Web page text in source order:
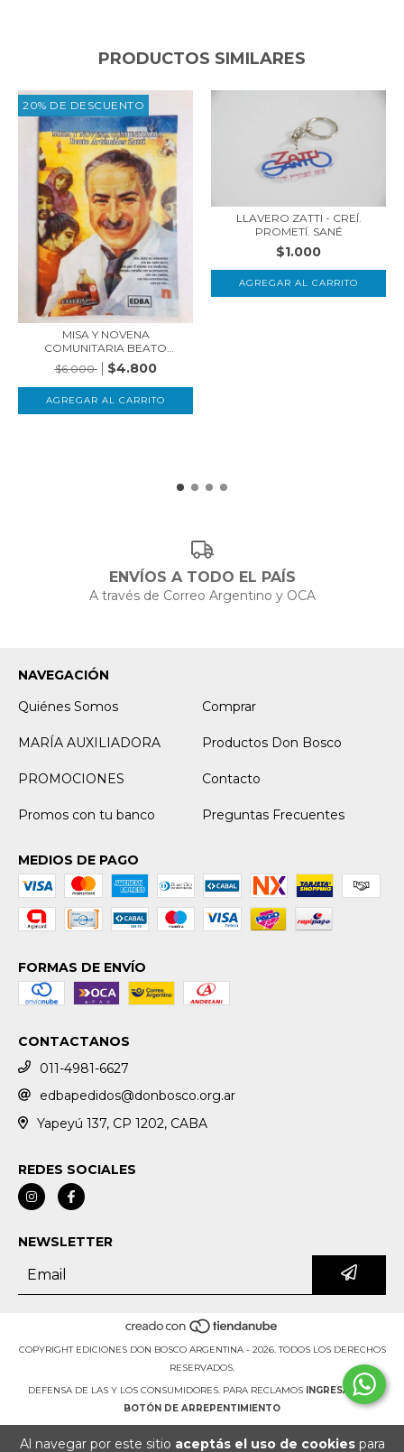
Al navegar por este sitio aceptás el uso de cookiespara
PRODUCTOS SIMILARES
20% DE DESCUENTO
MISA Y NOVENA
COMUNITARIA BEATO
ARTÉMIDE...
$6.000 $4.800
LLAVERO ZATTI - CREÍ.
PROMETÍ. SANÉ
$1.000
ENVÍOS A TODO EL PAÍS
A través de Correo Argentino y OCA
NAVEGACIÓN
Quiénes Somos
Comprar
MARÍA AUXILIADORA Productos Don Bosco
PROMOCIONES Contacto
Promos con tu banco Preguntas Frecuentes
MEDIOS DE PAGO
FORMAS DE ENVÍO
CONTACTANOS
011-4981-6627
edbapedidos@donbosco.org.ar
Yapeyú 137, CP 1202, CABA
REDES SOCIALES
NEWSLETTER
COPYRIGHT EDICIONES DON BOSCO ARGENTINA - 2026. TODOS LOS DERECHOS
RESERVADOS.
DEFENSA DE LAS Y LOS CONSUMIDORES. PARA RECLAMOS
INGRESÁ ACÁ.
BOTÓN DE ARREPENTIMIENTO